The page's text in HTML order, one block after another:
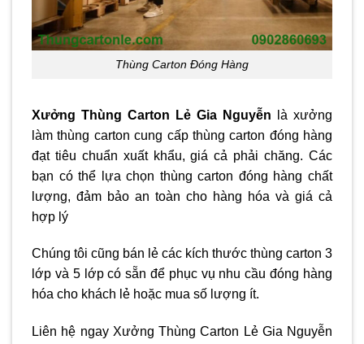
Thùng Carton Đóng Hàng
Xưởng Thùng Carton Lẻ Gia Nguyễn là xưởng
làm thùng carton cung cấp thùng carton đóng hàng
đạt tiêu chuẩn xuất khẩu, giá cả phải chăng. Các
bạn có thể lựa chọn thùng carton đóng hàng chất
lượng, đảm bảo an toàn cho hàng hóa và giá cả
hợp lý
Chúng tôi cũng bán lẻ các kích thước thùng carton 3
lớp và 5 lớp có sẵn để phục vụ nhu cầu đóng hàng
hóa cho khách lẻ hoặc mua số lượng ít.
Liên hệ ngay Xưởng Thùng Carton Lẻ Gia Nguyễn